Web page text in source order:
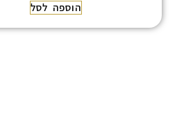
הוספה לסל